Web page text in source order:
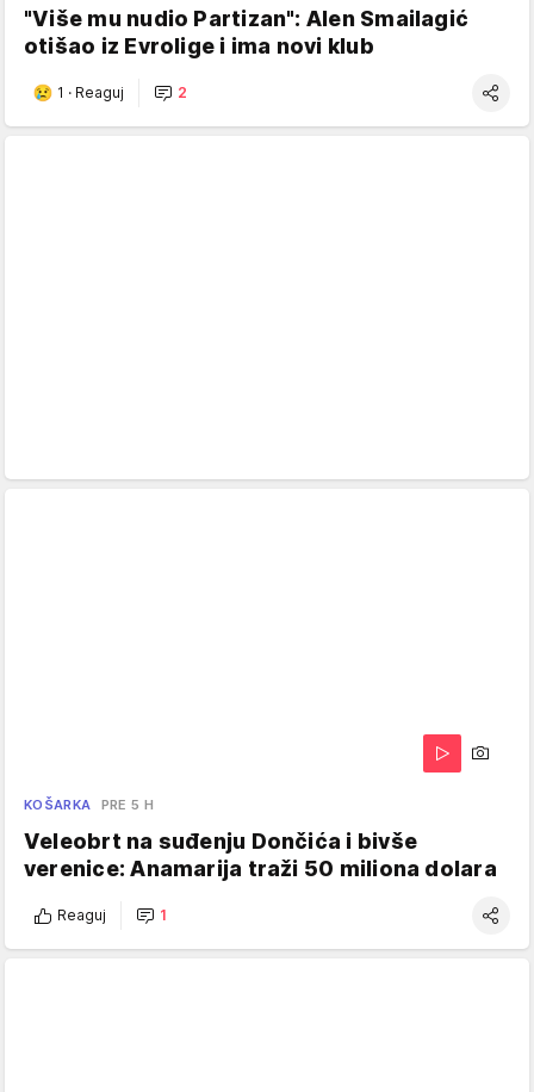
"Više mu nudio Partizan": Alen Smailagić
otišao iz Evrolige i ima novi klub
1 · Reaguj 2
KOŠARKA PRE 5 H
Veleobrt na suđenju Dončića i bivše
verenice: Anamarija traži 50 miliona dolara
Reaguj 1